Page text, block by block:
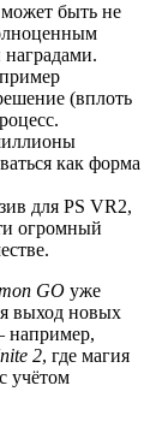
быть не
(вплоть
как форма
для PS VR2,
огромный
GO уже
выход новых
например,
2, где магия
учётом